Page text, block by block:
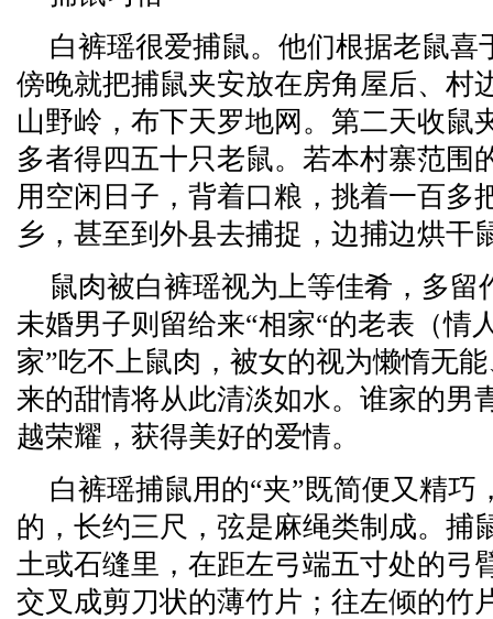
白裤瑶很爱捕鼠。他们根据老鼠喜
傍晚就把捕鼠夹安放在房角屋后、村
山野岭，布下天罗地网。第二天收鼠
多者得四五十只老鼠。若本村寨范围
用空闲日子，背着口粮，挑着一百多
乡，甚至到外县去捕捉，边捕边烘干
鼠肉被白裤瑶视为上等佳肴，多留
未婚男子则留给来“相家“的老表（情
家”吃不上鼠肉，被女的视为懒惰无
来的甜情将从此清淡如水。谁家的男
越荣耀，获得美好的爱情。
白裤瑶捕鼠用的“夹”既简便又精巧
的，长约三尺，弦是麻绳类制成。捕
土或石缝里，在距左弓端五寸处的弓
交叉成剪刀状的薄竹片；往左倾的竹